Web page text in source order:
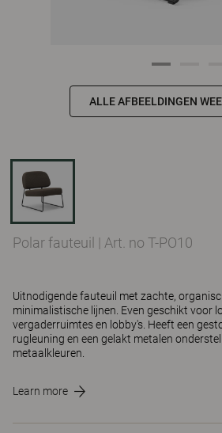
ALLE AFBEELDINGEN
Polar fauteuil | Art. no T-PO10
Uitnodigende fauteuil met zachte,
minimalistische lijnen. Even geschikt voor
vergaderruimtes en lobby's. Heeft een
rugleuning en een gelakt metalen
metaalkleuren.
Learn more